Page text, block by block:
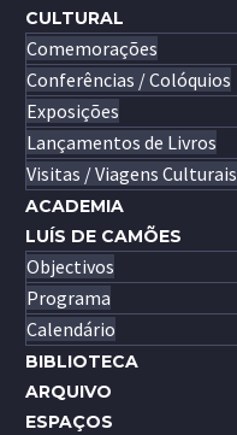
CULTURAL
Comemorações
Conferências / Colóquios
Exposições
Lançamentos de Livros
Visitas / Viagens Culturais
ACADEMIA
LUÍS DE CAMÕES
Objectivos
Programa
Calendário
BIBLIOTECA
ARQUIVO
ESPAÇOS